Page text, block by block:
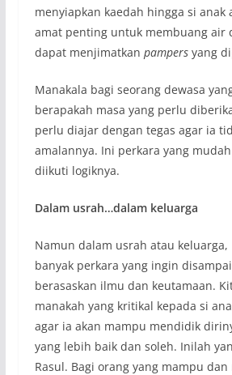
menyiapkan kaedah hingga si anak
amat penting untuk membuang air
dapat menjimatkan pampersyang
Manakala bagi seorang dewasa
berapakah masa yang perlu
perlu diajar dengan tegas agar ia
amalannya. Ini perkara yang
diikuti logiknya.
Dalam usrah…dalam keluarga
Namun dalam usrah atau
banyak perkara yang ingin
berasaskan ilmu dan keutamaan.
manakah yang kritikal kepada si
agar ia akan mampu mendidik
yang lebih baik dan soleh. Inilah
Rasul. Bagi orang yang mampu